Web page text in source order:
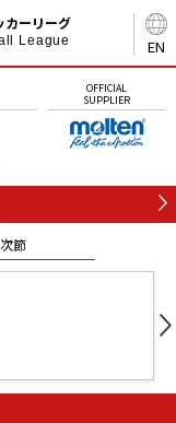
EN
カーリーグ
League
OFFICIAL
SUPPLIER
次節